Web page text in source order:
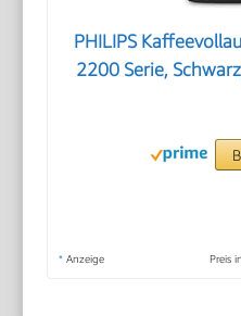
PHILIPS
2200 Serie,
* Anzeige Preis